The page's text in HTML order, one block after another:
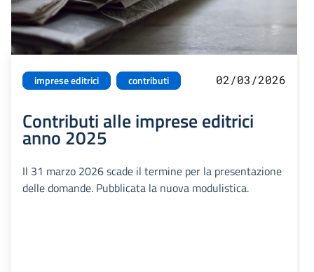
imprese editrici contributi 02/03/2026
Contributi alle imprese editrici
anno 2025
Il 31 marzo 2026 scade il termine per la presentazione
delle domande. Pubblicata la nuova modulistica.